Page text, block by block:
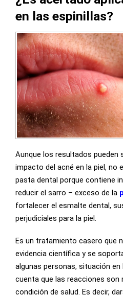
en las espinillas?
Aunque los resultados pueden
impacto del acné en la piel, no
pasta dental porque contiene
reducir el sarro – exceso de la
fortalecer el esmalte dental,
perjudiciales para la piel.
Es un tratamiento casero que
evidencia científica y se
algunas personas, situación
cuenta que las reacciones son
condición de salud. Es decir,